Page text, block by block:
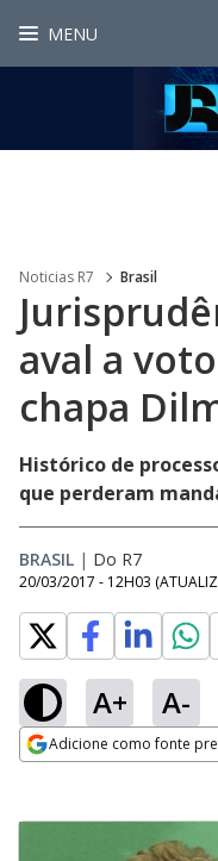
MENU
Noticias R7 Brasil
aval a
chapa
Histórico de
que perderam
BRASIL | Do R7
20/03/2017 - 12H03
A+ A-
Adicione como fonte